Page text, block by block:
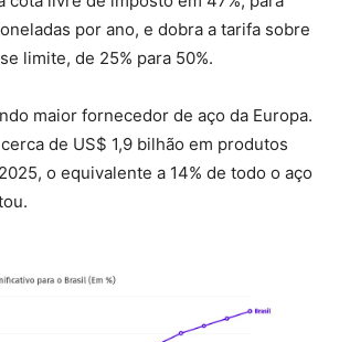
por ano, e dobra a tarifa sobre
limite, de 25% para 50%.
maior fornecedor de aço da Europa.
de US$ 1,9 bilhão em produtos
o equivalente a 14% de todo o aço